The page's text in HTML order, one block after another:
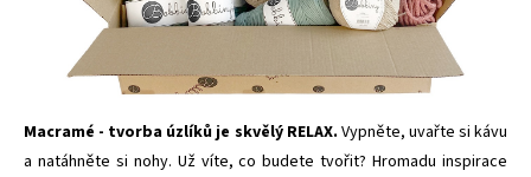
Macramé - tvorba úzlíků je skvělý RELAX. Vypněte, uvařte si kávu
a natáhněte si nohy. Už víte, co budete tvořit? Hromadu inspirace